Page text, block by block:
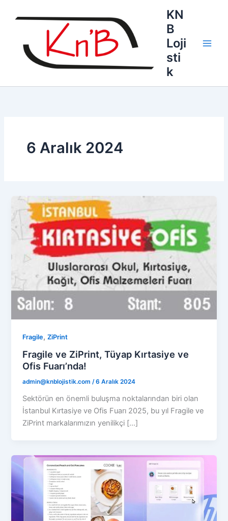
KN
B
Loji
sti
k
6 Aralık 2024
Fragile,ZiPrint
Fragile ve ZiPrint, Tüyap Kırtasiye ve
Ofis Fuarı’nda!
admin@knblojistik.com/6 Aralık 2024
Sektörün en önemli buluşma noktalarından biri olan
İstanbul Kırtasiye ve Ofis Fuarı 2025, bu yıl Fragile ve
ZiPrint markalarımızın yenilikçi […]